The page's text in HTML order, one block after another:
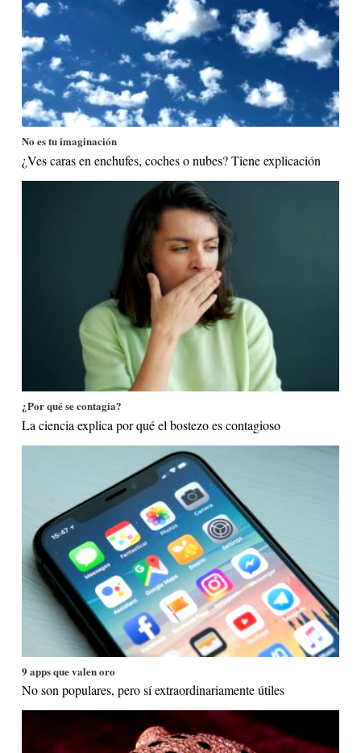
No es tu imaginación
¿Ves caras en enchufes, coches o nubes? Tiene explicación
¿Por qué se contagia?
La ciencia explica por qué el bostezo es contagioso
9 apps que valen oro
No son populares, pero sí extraordinariamente útiles